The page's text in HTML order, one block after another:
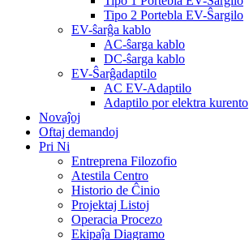
Tipo 2 Portebla EV-Ŝargilo
EV-ŝarĝa kablo
AC-ŝarga kablo
DC-ŝarga kablo
EV-Ŝarĝadaptilo
AC EV-Adaptilo
Adaptilo por elektra kurento
Novaĵoj
Oftaj demandoj
Pri Ni
Entreprena Filozofio
Atestila Centro
Historio de Ĉinio
Projektaj Listoj
Operacia Procezo
Ekipaĵa Diagramo